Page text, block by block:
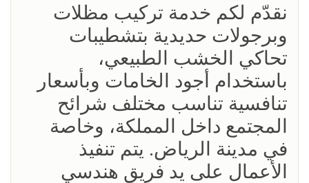
نقدّم لكم خدمة تركيب مظلات
وبرجولات حديدية بتشطيبات
تحاكي الخشب الطبيعي،
باستخدام أجود الخامات وبأسعار
تنافسية تناسب مختلف شرائح
المجتمع داخل المملكة، وخاصة
في مدينة الرياض. يتم تنفيذ
الأعمال على يد فريق هندسي